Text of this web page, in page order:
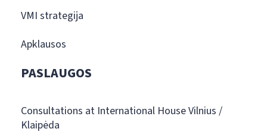
VMI strategija
Apklausos
PASLAUGOS
Consultations at International House Vilnius /
Klaipėda